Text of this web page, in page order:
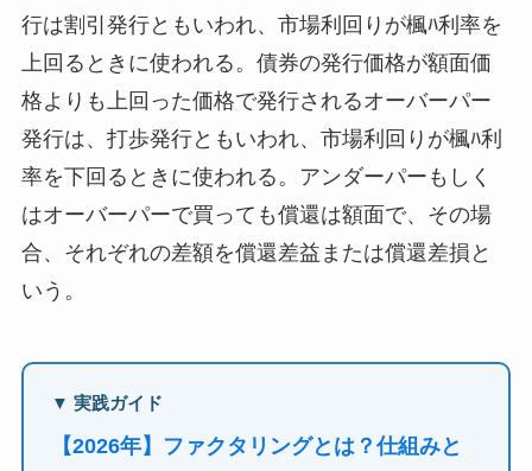
行は割引発行ともいわれ、市場利回りが楓ﾊ利率を
上回るときに使われる。債券の発行価格が額面価
格よりも上回った価格で発行されるオーバーパー
発行は、打歩発行ともいわれ、市場利回りが楓ﾊ利
率を下回るときに使われる。アンダーパーもしく
はオーバーパーで買っても償還は額面で、その場
合、それぞれの差額を償還差益または償還差損と
いう。
▼ 実践ガイド
【2026年】ファクタリングとは？仕組みと